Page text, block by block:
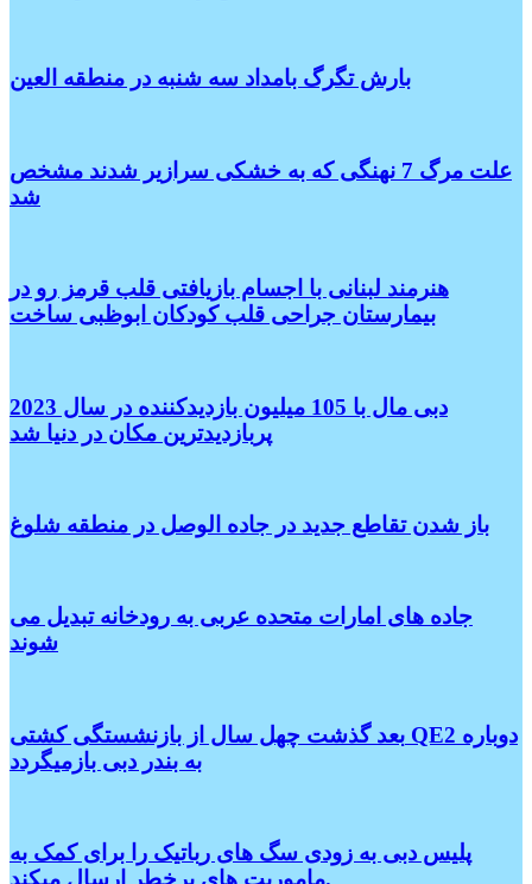
بارش تگرگ بامداد سه شنبه در منطقه العین
علت مرگ 7 نهنگی که به خشکی سرازیر شدند مشخص
شد
هنرمند لبنانی با اجسام بازیافتی قلب قرمز رو در
بیمارستان جراحی قلب کودکان ابوظبی ساخت
دبی مال با 105 میلیون بازدیدکننده در سال 2023
پربازدیدترین مکان در دنیا شد
باز شدن تقاطع جدید در جاده الوصل در منطقه شلوغ
جاده های امارات متحده عربی به رودخانه تبدیل می
شوند
بعد گذشت چهل سال از بازنشستگی کشتی QE2 دوباره
به بندر دبی بازمیگردد
پلیس دبی به زودی سگ های رباتیک را برای کمک به